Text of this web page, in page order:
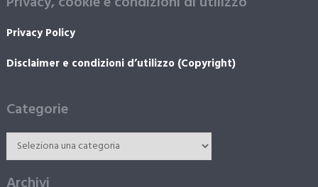
Privacy Policy
Disclaimer e condizioni d’utilizzo (Copyright)
Categorie